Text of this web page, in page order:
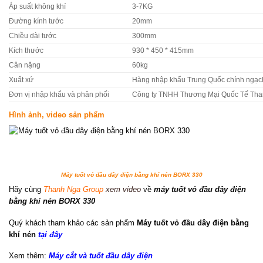
Áp suất không khí 3-7KG
Đường kính tước 20mm
Chiều dài tước 300mm
Kích thước 930 * 450 * 415mm
Cân nặng 60kg
Xuất xứ Hàng nhập khẩu Trung Quốc chính
Đơn vị nhập khẩu và phân phối Công ty TNHH Thương Mại Quốc Tế
Hình ảnh, video sản phẩm
Máy tuốt vỏ đầu dây điện bằng khí nén BORX 330
Hãy cùng Thanh Nga Group xem video về máy tuốt vỏ đầu dây điện
bằng khí nén BORX 330
Quý khách tham khảo các sản phẩm Máy tuốt vỏ đầu dây điện bằng
khí nén tại đây
Xem thêm: Máy cắt và tuốt đầu dây điện